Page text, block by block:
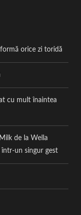
orice zi toridă
cu mult înaintea
de la Wella
într-un singur gest